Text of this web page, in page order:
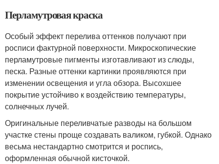
Перламутровая краска
Особый эффект перелива оттенков получают при
росписи фактурной поверхности. Микроскопические
перламутровые пигменты изготавливают из слюды,
песка. Разные оттенки картинки проявляются при
изменении освещения и угла обзора. Высохшее
покрытие устойчиво к воздействию температуры,
солнечных лучей.
Оригинальные переливчатые разводы на большом
участке стены проще создавать валиком, губкой. Однако
весьма нестандартно смотрится и роспись,
оформленная обычной кисточкой.